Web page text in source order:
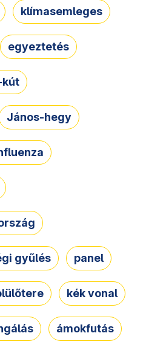
klímasemleges
egyeztetés
kút
János-hegy
gyűlés panel
kék vonal
ámokfutás